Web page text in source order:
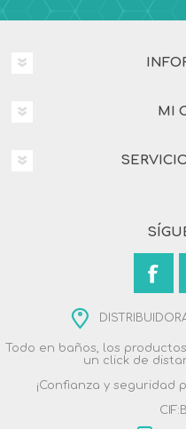
MI
Todo en baños, los
un click de
¡Confianza y seguridad